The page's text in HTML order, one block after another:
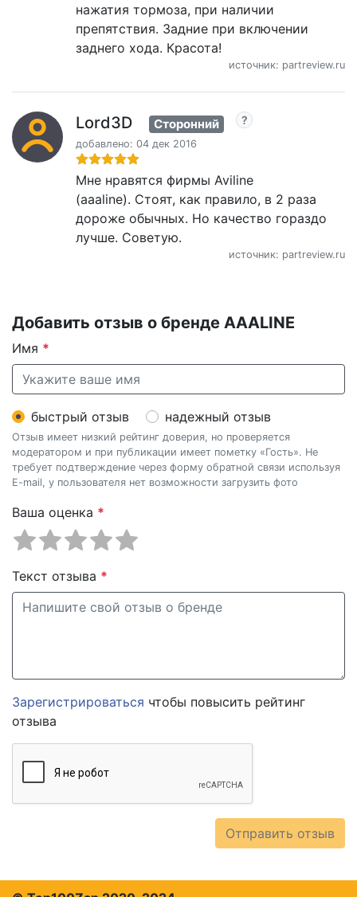
нажатия тормоза, при наличии
препятствия. Задние при включении
заднего хода. Красота!
источник: partreview.ru
Lord3D Сторонний
добавлено: 04 дек 2016
Мне нравятся фирмы Aviline
(aaaline). Стоят, как правило, в 2 раза
дороже обычных. Но качество гораздо
лучше. Советую.
источник: partreview.ru
Добавить отзыв о бренде AAALINE
Имя *
быстрый отзыв надежный отзыв
Отзыв имеет низкий рейтинг доверия, но проверяется
модератором и при публикации имеет пометку «Гость». Не
требует подтверждение через форму обратной связи используя
E-mail, у пользователя нет возможности загрузить фото
Ваша оценка *
Текст отзыва *
Зарегистрироваться чтобы повысить рейтинг
отзыва
Отправить отзыв